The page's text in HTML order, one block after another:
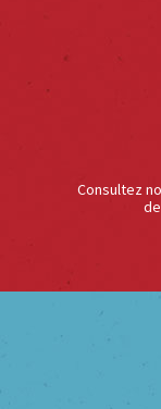
Consultez